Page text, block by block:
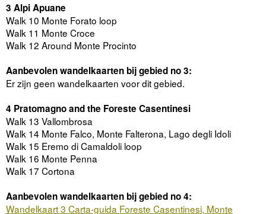
3 Alpi Apuane
Walk 10 Monte Forato loop
Walk 11 Monte Croce
Walk 12 Around Monte Procinto
Aanbevolen wandelkaarten bij gebied no 3:
Er zijn geen wandelkaarten voor dit gebied.
4 Pratomagno and the Foreste Casentinesi
Walk 13 Vallombrosa
Walk 14 Monte Falco, Monte Falterona, Lago degli Idoli
Walk 15 Eremo di Camaldoli loop
Walk 16 Monte Penna
Walk 17 Cortona
Aanbevolen wandelkaarten bij gebied no 4:
Wandelkaart 3 Carta-guida Foreste Casentinesi, Monte